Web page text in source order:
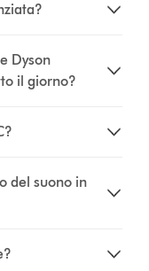
Dyson
il giorno?
del suono in